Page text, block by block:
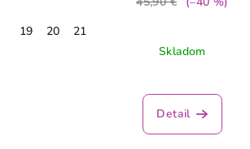
19
20
21
Skladom
hodnotenie
produktu
Detail